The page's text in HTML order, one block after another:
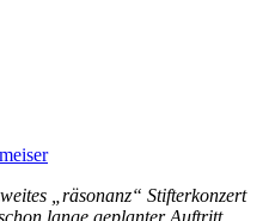
„räsonanz“ Stifterkonzert